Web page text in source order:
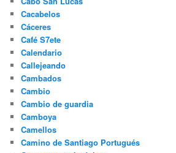
Cacabelos
Cáceres
Café S7ete
Calendario
Callejeando
Cambados
Cambio
Cambio de guardia
Camboya
Camellos
Camino de Santiago Portugués